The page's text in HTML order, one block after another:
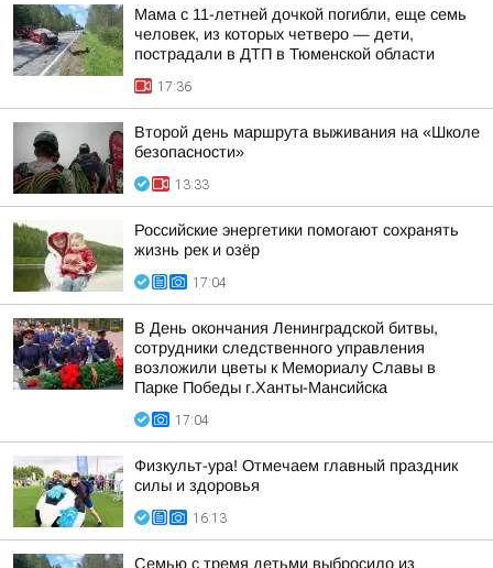
Мама с 11-летней дочкой погибли, еще семь
человек, из которых четверо — дети,
пострадали в ДТП в Тюменской области
17:36
Второй день маршрута выживания на «Школе
безопасности»
13:33
Российские энергетики помогают сохранять
жизнь рек и озёр
17:04
В День окончания Ленинградской битвы,
сотрудники следственного управления
возложили цветы к Мемориалу Славы в
Парке Победы г.Ханты-Мансийска
17:04
Физкульт-ура! Отмечаем главный праздник
силы и здоровья
16:13
Семью с тремя детьми выбросило из